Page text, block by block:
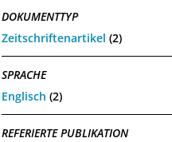
DOKUMENTTYP
Zeitschriftenartikel (2)
SPRACHE
Englisch (2)
REFERIERTE PUBLIKATION